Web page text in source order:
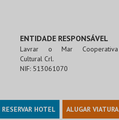
ENTIDADE RESPONSÁVEL
Lavrar o Mar Cooperativa
Cultural Crl.
NIF: 513061070
RESERVAR HOTEL ALUGAR VIATURA